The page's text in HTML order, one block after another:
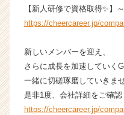
【新人研修で資格取得✨】～
https://cheercareer.jp/
新しいメンバーを迎え、
さらに成長を加速していく
一緒に切磋琢磨していきま
是非1度、会社詳細をご確
https://cheercareer.jp/